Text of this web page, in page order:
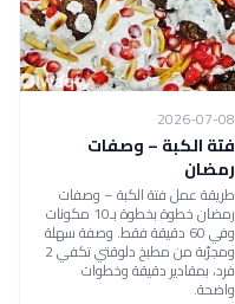
2026-07-08
فتة الكبة – وصفات
رمضان
طريقة عمل فتة الكبة – وصفات
رمضان خطوة بخطوة بـ10 مكونات
وفي 60 دقيقة فقط. وصفة سهلة
ومجرّبة من مطبخ دلوقتي تكفي 2
فرد، بمقادير دقيقة وخطوات
واضحة.